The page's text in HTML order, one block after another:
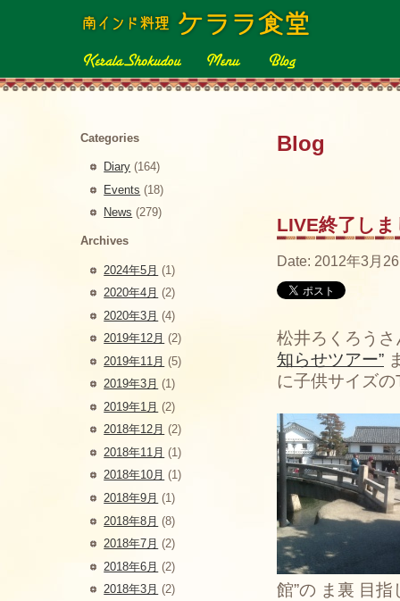
Blog
LIVE終了し
Date: 2012年3月
松井ろくろう
知らせツアー”
に子供サイズ
館”の ま裏 目
Categories
Diary (164)
Events (18)
News (279)
Archives
2024年5月 (1)
2020年4月 (2)
2020年3月 (4)
2019年12月 (2)
2019年11月 (5)
2019年3月 (1)
2019年1月 (2)
2018年12月 (2)
2018年11月 (1)
2018年10月 (1)
2018年9月 (1)
2018年8月 (8)
2018年7月 (2)
2018年6月 (2)
2018年3月 (2)